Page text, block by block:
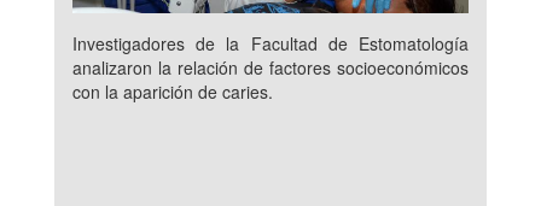
Investigadores de la Facultad de Estomatología
analizaron la relación de factores socioeconómicos
con la aparición de caries.